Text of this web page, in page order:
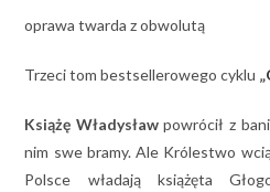
oprawa twarda z obwolutą
Trzeci tom bestsellerowego cyklu „
Książę Władysławpowrócił z
nim swe bramy. Ale Królestwo
Polsce władają książęta